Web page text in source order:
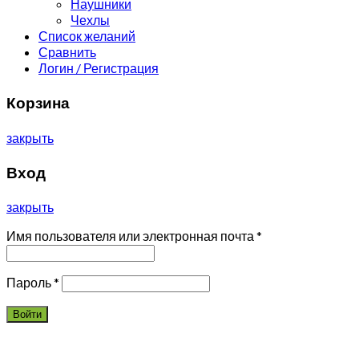
Наушники
Чехлы
Список желаний
Сравнить
Логин / Регистрация
Корзина
закрыть
Вход
закрыть
Имя пользователя или электронная почта *
Пароль*
Войти